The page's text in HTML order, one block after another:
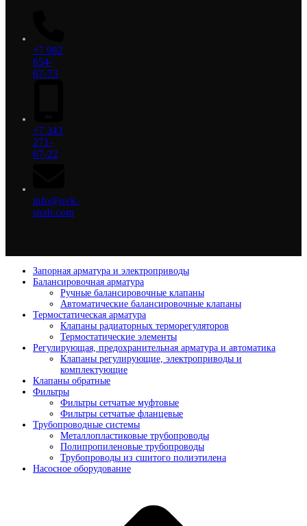
+7 982
654-
67-73
+7 343
271-
67-22
info@ovk-
snab.com
Запорная арматура и электроприводы
Балансировочная арматура
Ручные балансировочные клапаны
Автоматические балансировочные клапаны
Термостатическая арматура
Клапаны радиаторных терморегуляторов
Термостатические элементы
Регулирующая, предохранительная арматура и автоматика
Клапаны регулирующие, электроприводы и
комплектующие
Клапаны обратные
Фильтры
Фильтры сетчатые муфтовые
Фильтры сетчатые фланцевые
Трубопроводные системы
Металлопластиковые трубопроводы
Полипропиленовые трубопроводы
Трубопроводы из сшитого полиэтилена
Насосное оборудование